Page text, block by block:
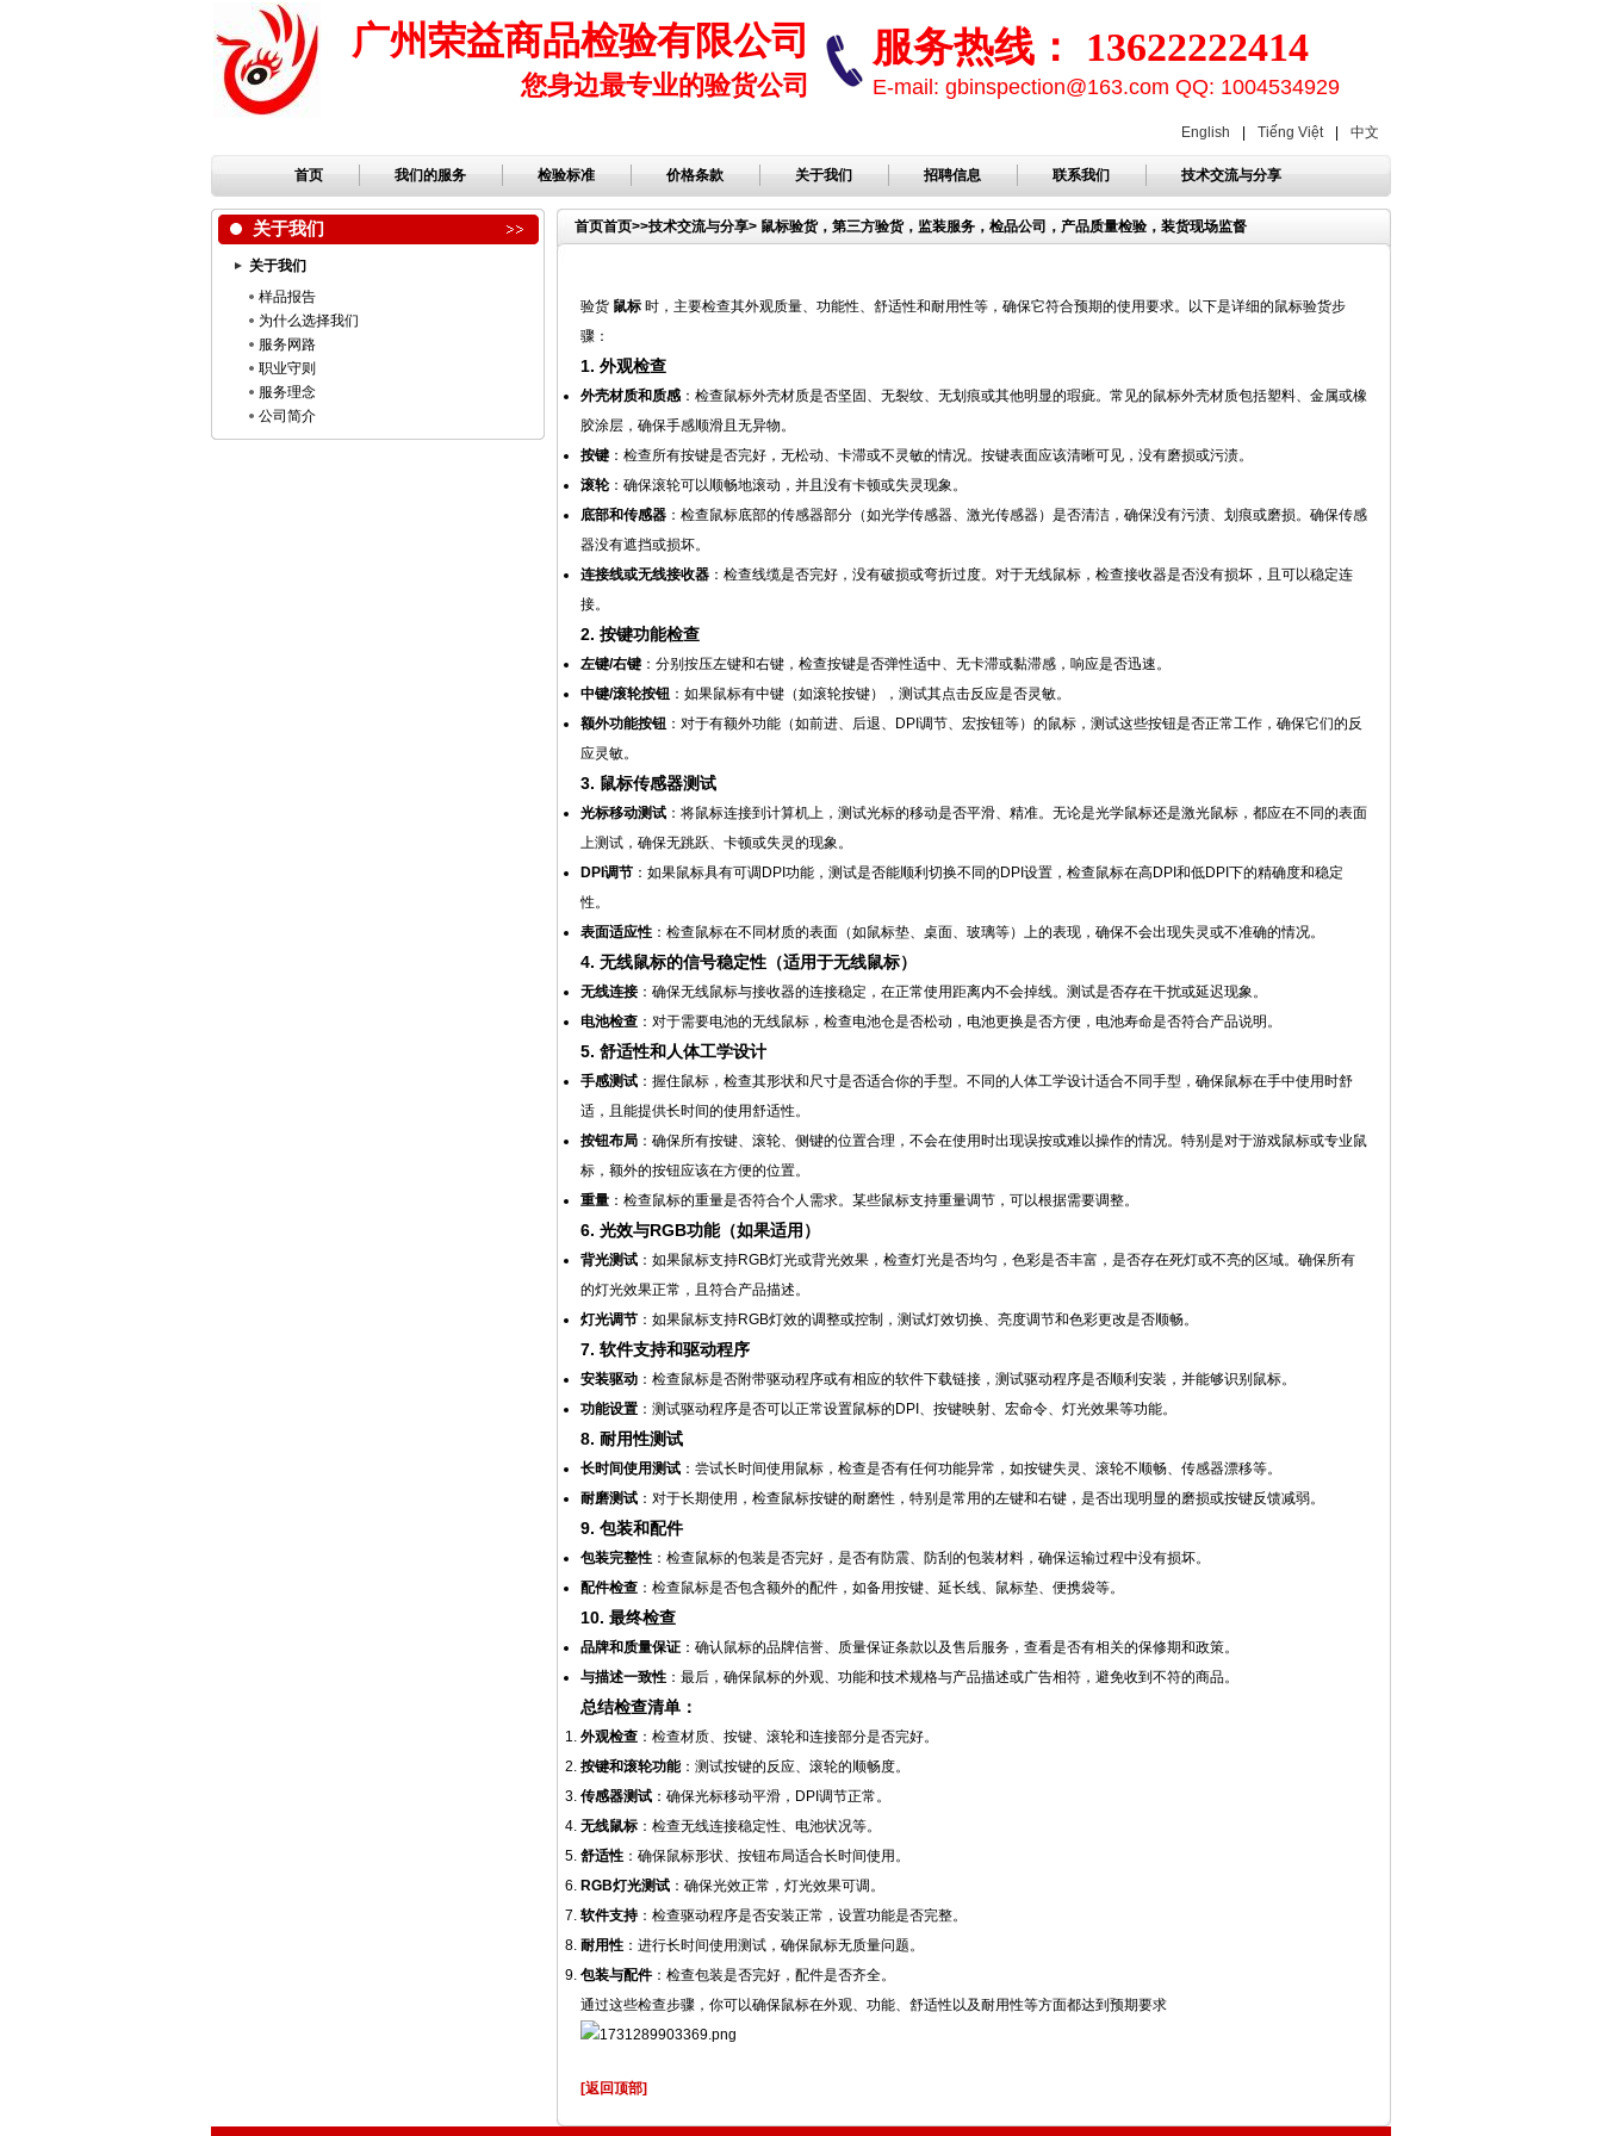
广州荣益商品检验有限公司
您身边最专业的验货公司
服务热线： 13622222414
E-mail: gbinspection@163.com QQ: 1004534929
English Tiếng Việt 中文
首页 我们的服务 检验标准 价格条款 关于我们 招聘信息 联系我们 技术交流与分享
关于我们
关于我们
样品报告
为什么选择我们
服务网路
职业守则
服务理念
公司简介
首页首页>>技术交流与分享> 鼠标验货，第三方验货，监装服务，检品公司，产品质量检验，装货现场监督
验货 鼠标 时，主要检查其外观质量、功能性、舒适性和耐用性等，确保它符合预期的使用要求。以下是详细的鼠标验货步
骤：
1. 外观检查
外壳材质和质感 ：检查鼠标外壳材质是否坚固、无裂纹、无划痕或其他明显的瑕疵。常见的鼠标外壳材质包括塑料、金属或橡
胶涂层，确保手感顺滑且无异物。
按键 ：检查所有按键是否完好，无松动、卡滞或不灵敏的情况。按键表面应该清晰可见，没有磨损或污渍。
滚轮：确保滚轮可以顺畅地滚动，并且没有卡顿或失灵现象。
底部和传感器 ：检查鼠标底部的传感器部分（如光学传感器、激光传感器）是否清洁，确保没有污渍、划痕或磨损。确保传感
器没有遮挡或损坏。
连接线或无线接收器 ：检查线缆是否完好，没有破损或弯折过度。对于无线鼠标，检查接收器是否没有损坏，且可以稳定连
接。
2. 按键功能检查
左键/右键 ：分别按压左键和右键，检查按键是否弹性适中、无卡滞或黏滞感，响应是否迅速。
中键/滚轮按钮 ：如果鼠标有中键（如滚轮按键），测试其点击反应是否灵敏。
额外功能按钮 ：对于有额外功能（如前进、后退、DPI调节、宏按钮等）的鼠标，测试这些按钮是否正常工作，确保它们的反
应灵敏。
3. 鼠标传感器测试
光标移动测试 ：将鼠标连接到计算机上，测试光标的移动是否平滑、精准。无论是光学鼠标还是激光鼠标，都应在不同的表面
上测试，确保无跳跃、卡顿或失灵的现象。
DPI调节 ：如果鼠标具有可调DPI功能，测试是否能顺利切换不同的DPI设置，检查鼠标在高DPI和低DPI下的精确度和稳定
性。
表面适应性 ：检查鼠标在不同材质的表面（如鼠标垫、桌面、玻璃等）上的表现，确保不会出现失灵或不准确的情况。
4. 无线鼠标的信号稳定性（适用于无线鼠标）
无线连接：确保无线鼠标与接收器的连接稳定，在正常使用距离内不会掉线。测试是否存在干扰或延迟现象。
电池检查 ：对于需要电池的无线鼠标，检查电池仓是否松动，电池更换是否方便，电池寿命是否符合产品说明。
5. 舒适性和人体工学设计
手感测试 ：握住鼠标，检查其形状和尺寸是否适合你的手型。不同的人体工学设计适合不同手型，确保鼠标在手中使用时舒
适，且能提供长时间的使用舒适性。
按钮布局 ：确保所有按键、滚轮、侧键的位置合理，不会在使用时出现误按或难以操作的情况。特别是对于游戏鼠标或专业鼠
标，额外的按钮应该在方便的位置。
重量 ：检查鼠标的重量是否符合个人需求。某些鼠标支持重量调节，可以根据需要调整。
6. 光效与RGB功能（如果适用）
背光测试 ：如果鼠标支持RGB灯光或背光效果，检查灯光是否均匀，色彩是否丰富，是否存在死灯或不亮的区域。确保所有
的灯光效果正常，且符合产品描述。
灯光调节 ：如果鼠标支持RGB灯效的调整或控制，测试灯效切换、亮度调节和色彩更改是否顺畅。
7. 软件支持和驱动程序
安装驱动 ：检查鼠标是否附带驱动程序或有相应的软件下载链接，测试驱动程序是否顺利安装，并能够识别鼠标。
功能设置 ：测试驱动程序是否可以正常设置鼠标的DPI、按键映射、宏命令、灯光效果等功能。
8. 耐用性测试
长时间使用测试 ：尝试长时间使用鼠标，检查是否有任何功能异常，如按键失灵、滚轮不顺畅、传感器漂移等。
耐磨测试 ：对于长期使用，检查鼠标按键的耐磨性，特别是常用的左键和右键，是否出现明显的磨损或按键反馈减弱。
9. 包装和配件
包装完整性 ：检查鼠标的包装是否完好，是否有防震、防刮的包装材料，确保运输过程中没有损坏。
配件检查 ：检查鼠标是否包含额外的配件，如备用按键、延长线、鼠标垫、便携袋等。
10. 最终检查
品牌和质量保证 ：确认鼠标的品牌信誉、质量保证条款以及售后服务，查看是否有相关的保修期和政策。
与描述一致性 ：最后，确保鼠标的外观、功能和技术规格与产品描述或广告相符，避免收到不符的商品。
总结检查清单：
外观检查 ：检查材质、按键、滚轮和连接部分是否完好。
按键和滚轮功能：测试按键的反应、滚轮的顺畅度。
传感器测试 ：确保光标移动平滑，DPI调节正常。
无线鼠标 ：检查无线连接稳定性、电池状况等。
舒适性 ：确保鼠标形状、按钮布局适合长时间使用。
RGB灯光测试 ：确保光效正常，灯光效果可调。
软件支持：检查驱动程序是否安装正常，设置功能是否完整。
耐用性 ：进行长时间使用测试，确保鼠标无质量问题。
包装与配件：检查包装是否完好，配件是否齐全。
通过这些检查步骤，你可以确保鼠标在外观、功能、舒适性以及耐用性等方面都达到预期要求
[返回顶部]